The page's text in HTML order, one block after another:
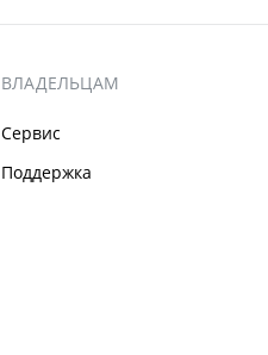
ВЛАДЕЛЬЦАМ
Сервис
Поддержка